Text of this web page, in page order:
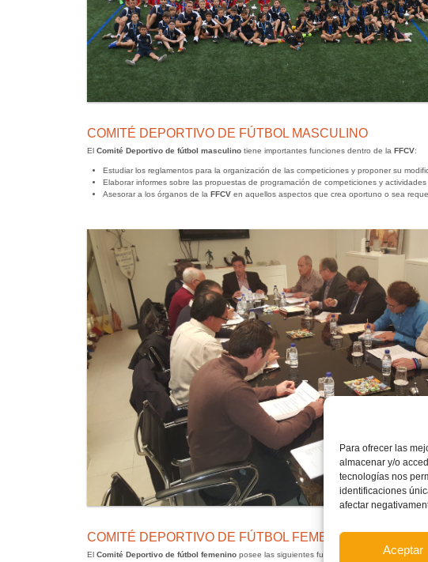
Para ofrecer las
almacenar y/o
tecnologías nos
identificaciones
afectar
Aceptar
COMITÉ DEPORTIVO DE FÚTBOL MASCULINO
El Comité Deportivo de fútbol masculino tiene importantes funciones dentro de la FFCV:
Estudiar los reglamentos para la organización de las competiciones y proponer su
Elaborar informes sobre las propuestas de programación de competiciones y actividades
Asesorar a los órganos de la FFCVen aquellos aspectos que crea oportuno o sea
COMITÉ DEPORTIVO DE FÚTBOL FEMENINO
El Comité Deportivo de fútbol femeninoposee las siguientes funciones: